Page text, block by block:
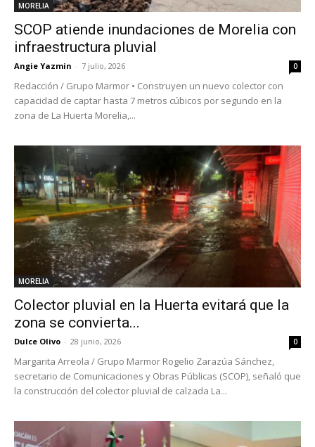
MORELIA
SCOP atiende inundaciones de Morelia con
infraestructura pluvial
Angie Yazmin - 7 julio, 2026 0
Redacción / Grupo Marmor • Construyen un nuevo colector con
capacidad de captar hasta 7 metros cúbicos por segundo en la
zona de La Huerta Morelia,...
MORELIA
Colector pluvial en la Huerta evitará que la
zona se convierta...
Dulce Olivo - 28 junio, 2026 0
Margarita Arreola / Grupo Marmor Rogelio Zarazúa Sánchez,
secretario de Comunicaciones y Obras Públicas (SCOP), señaló que
la construcción del colector pluvial de calzada La...